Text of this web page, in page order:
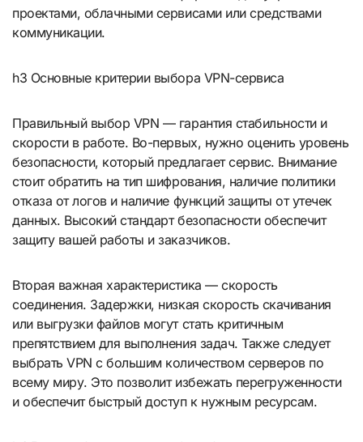
проектами, облачными сервисами или средствами
коммуникации.
h3 Основные критерии выбора VPN-сервиса
Правильный выбор VPN — гарантия стабильности и
скорости в работе. Во-первых, нужно оценить уровень
безопасности, который предлагает сервис. Внимание
стоит обратить на тип шифрования, наличие политики
отказа от логов и наличие функций защиты от утечек
данных. Высокий стандарт безопасности обеспечит
защиту вашей работы и заказчиков.
Вторая важная характеристика — скорость
соединения. Задержки, низкая скорость скачивания
или выгрузки файлов могут стать критичным
препятствием для выполнения задач. Также следует
выбрать VPN с большим количеством серверов по
всему миру. Это позволит избежать перегруженности
и обеспечит быстрый доступ к нужным ресурсам.